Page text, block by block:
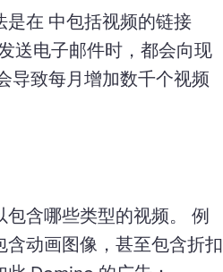
在 中包括视频的链接
送电子邮件时，都会向现
导致每月增加数千个视频
含哪些类型的视频。 例
动画图像，甚至包含折扣